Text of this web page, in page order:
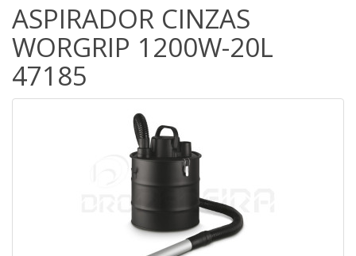
ASPIRADOR CINZAS
WORGRIP 1200W-20L
47185